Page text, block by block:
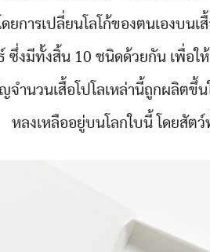
ดยการเปลี่ยนโลโก้ของตนเองบน
ซึ่งมีทั้งสิ้น 10 ชนิดด้วยกัน เพื่อใ
จำนวนเสื้อโปโลเหล่านี้ถูกผลิต
หลงเหลืออยู่บนโลกใบนี้ โดยสัต